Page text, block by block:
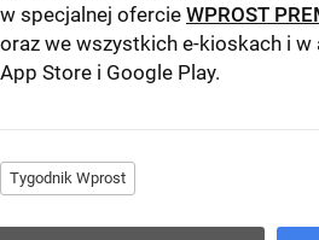
w specjalnej ofercie WPROST
oraz we wszystkich e-kioskach i
App Store i Google Play.
Tygodnik Wprost